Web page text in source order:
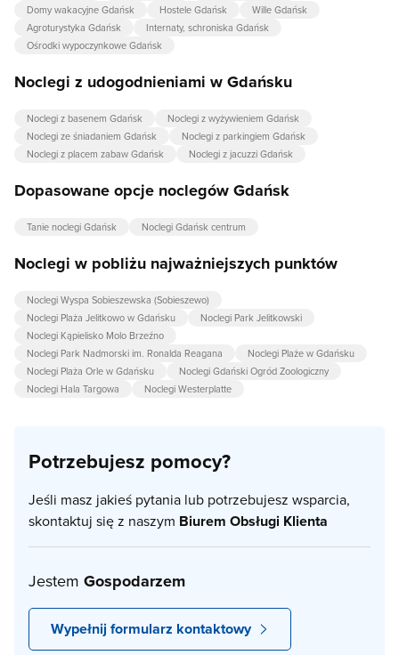
Domy wakacyjne Gdańsk
Hostele Gdańsk
Wille Gdańsk
Agroturystyka Gdańsk
Internaty, schroniska Gdańsk
Ośrodki wypoczynkowe Gdańsk
Noclegi z udogodnieniami w Gdańsku
Noclegi z basenem Gdańsk
Noclegi z wyżywieniem Gdańsk
Noclegi ze śniadaniem Gdańsk
Noclegi z parkingiem Gdańsk
Noclegi z placem zabaw Gdańsk
Noclegi z jacuzzi Gdańsk
Dopasowane opcje noclegów Gdańsk
Tanie noclegi Gdańsk Noclegi Gdańsk centrum
Noclegi w pobliżu najważniejszych punktów
Noclegi Wyspa Sobieszewska (Sobieszewo)
Noclegi Plaża Jelitkowo w Gdańsku
Noclegi Park Jelitkowski
Noclegi Kąpielisko Molo Brzeźno
Noclegi Park Nadmorski im. Ronalda Reagana
Noclegi Plaże w Gdańsku
Noclegi Plaża Orle w Gdańsku
Noclegi Gdański Ogród Zoologiczny
Noclegi Hala Targowa
Noclegi Westerplatte
Potrzebujesz pomocy?
Jeśli masz jakieś pytania lub potrzebujesz wsparcia,
skontaktuj się z naszym Biurem Obsługi Klienta
Jestem Gospodarzem
Wypełnij formularz kontaktowy